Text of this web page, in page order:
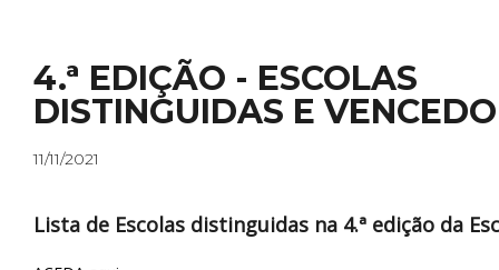
4.ª EDIÇÃO - ESCOLAS
DISTINGUIDAS E
11/11/2021
Lista de Escolas distinguidas na 4.ª edição da